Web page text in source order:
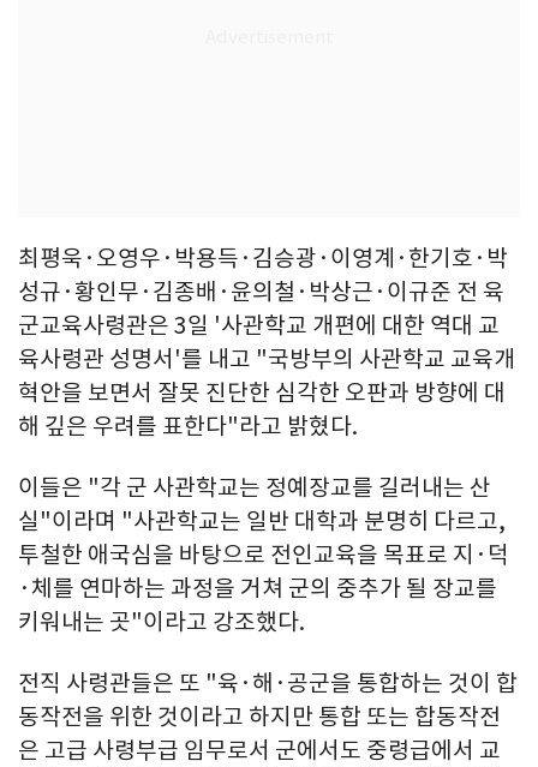
최평욱·오영우·박용득·김승광·이영계·한기호·박
성규·황인무·김종배·윤의철·박상근·이규준 전 육
군교육사령관은 3일 '사관학교 개편에 대한 역대 교
육사령관 성명서'를 내고 "국방부의 사관학교 교육개
혁안을 보면서 잘못 진단한 심각한 오판과 방향에 대
해 깊은 우려를 표한다"라고 밝혔다.
이들은 "각 군 사관학교는 정예장교를 길러내는 산
실"이라며 "사관학교는 일반 대학과 분명히 다르고,
투철한 애국심을 바탕으로 전인교육을 목표로 지·덕
·체를 연마하는 과정을 거쳐 군의 중추가 될 장교를
키워내는 곳"이라고 강조했다.
전직 사령관들은 또 "육·해·공군을 통합하는 것이 합
동작전을 위한 것이라고 하지만 통합 또는 합동작전
은 고급 사령부급 임무로서 군에서도 중령급에서 교